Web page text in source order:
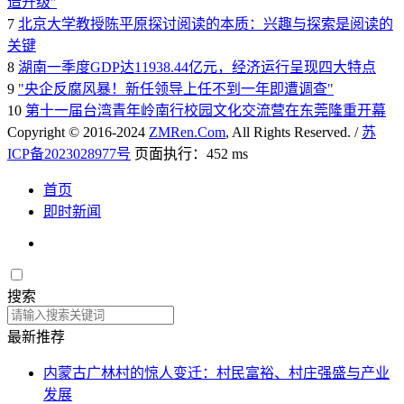
7 北京大学教授陈平原探讨阅读的本质：兴趣与探索是阅读的
关键
8 湖南一季度GDP达11938.44亿元，经济运行呈现四大特点
9 "央企反腐风暴！新任领导上任不到一年即遭调查"
10 第十一届台湾青年岭南行校园文化交流营在东莞隆重开幕
Copyright © 2016-2024 ZMRen.Com, All Rights Reserved. / 苏
ICP备2023028977号 页面执行：452 ms
首页
即时新闻
搜索
最新推荐
内蒙古广林村的惊人变迁：村民富裕、村庄强盛与产业
发展